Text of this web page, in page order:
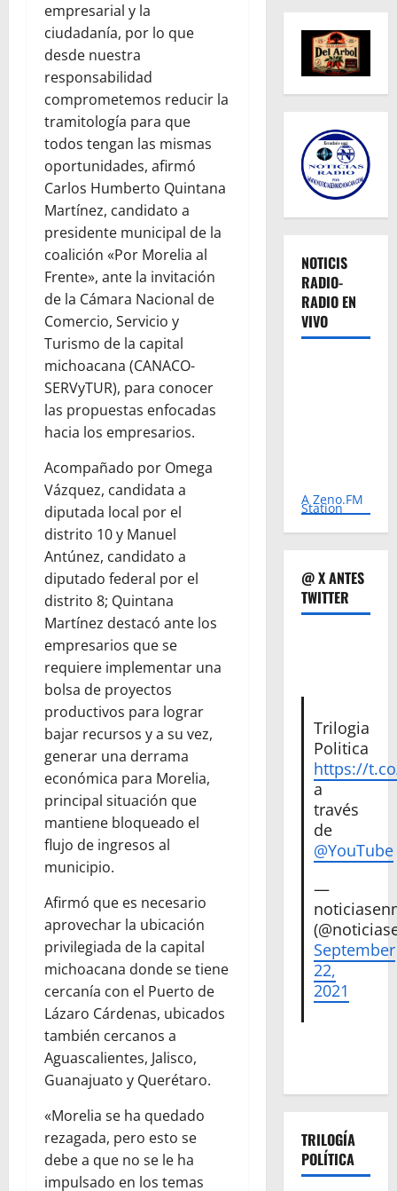
empresarial y la
ciudadanía, por lo que
desde nuestra
responsabilidad
comprometemos reducir la
tramitología para que
todos tengan las mismas
oportunidades, afirmó
Carlos Humberto Quintana
Martínez, candidato a
presidente municipal de la
coalición «Por Morelia al
Frente», ante la invitación
de la Cámara Nacional de
Comercio, Servicio y
Turismo de la capital
michoacana (CANACO-
SERVyTUR), para conocer
las propuestas enfocadas
hacia los empresarios.
Acompañado por Omega
Vázquez, candidata a
diputada local por el
distrito 10 y Manuel
Antúnez, candidato a
diputado federal por el
distrito 8; Quintana
Martínez destacó ante los
empresarios que se
requiere implementar una
bolsa de proyectos
productivos para lograr
bajar recursos y a su vez,
generar una derrama
económica para Morelia,
principal situación que
mantiene bloqueado el
flujo de ingresos al
municipio.
Afirmó que es necesario
aprovechar la ubicación
privilegiada de la capital
michoacana donde se tiene
cercanía con el Puerto de
Lázaro Cárdenas, ubicados
también cercanos a
Aguascalientes, Jalisco,
Guanajuato y Querétaro.
«Morelia se ha quedado
rezagada, pero esto se
debe a que no se le ha
impulsado en los temas
NOTICIS
RADIO-
RADIO EN
VIVO
A Zeno.FM
Station
@ X ANTES
TWITTER
Trilogia
Politica
https://
a
través
de
@YouTube
—
September
22,
2021
TRILOGÍA
POLÍTICA